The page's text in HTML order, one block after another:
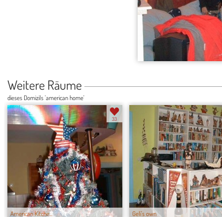
Weitere Räume
dieses Domizils 'american home'
American Kitche...
33
Geli's own